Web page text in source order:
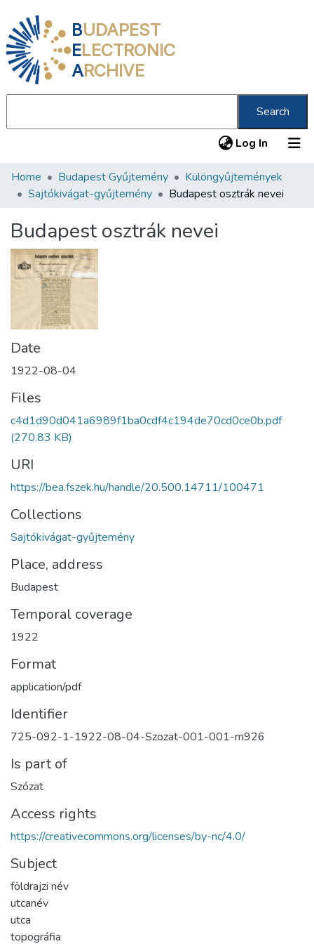
BUDAPEST
ELECTRONIC
ARCHIVE
Search
Log In (current)
Communities & Collections
Statistics
About us
Home Budapest Gyűjtemény
Különgyűjtemények
Sajtókivágat-gyűjtemény
Budapest osztrák nevei
Budapest osztrák nevei
Date
1922-08-04
Files
c4d1d90d041a6989f1ba0cdf4c194de70cd0ce0b.pdf
(270.83 KB)
URI
https://bea.fszek.hu/handle/20.500.14711/100471
Collections
Sajtókivágat-gyűjtemény
Place, address
Budapest
Temporal coverage
1922
Format
application/pdf
Identifier
725-092-1-1922-08-04-Szozat-001-001-m926
Is part of
Szózat
Access rights
https://creativecommons.org/licenses/by-nc/4.0/
Subject
földrajzi név
utcanév
utca
topográfia